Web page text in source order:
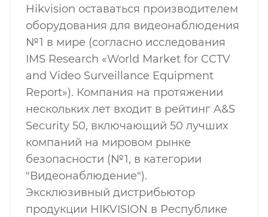
Hikvision оставаться производителем
оборудования для видеонаблюдения
№1 в мире (согласно исследования
IMS Research «World Market for CCTV
and Video Surveillance Equipment
Report»). Компания на протяжении
нескольких лет входит в рейтинг A&S
Security 50, включающий 50 лучших
компаний на мировом рынке
безопасности (№1, в категории
"Видеонаблюдение").
Эксклюзивный дистрибьютор
продукции HIKVISION в Республике